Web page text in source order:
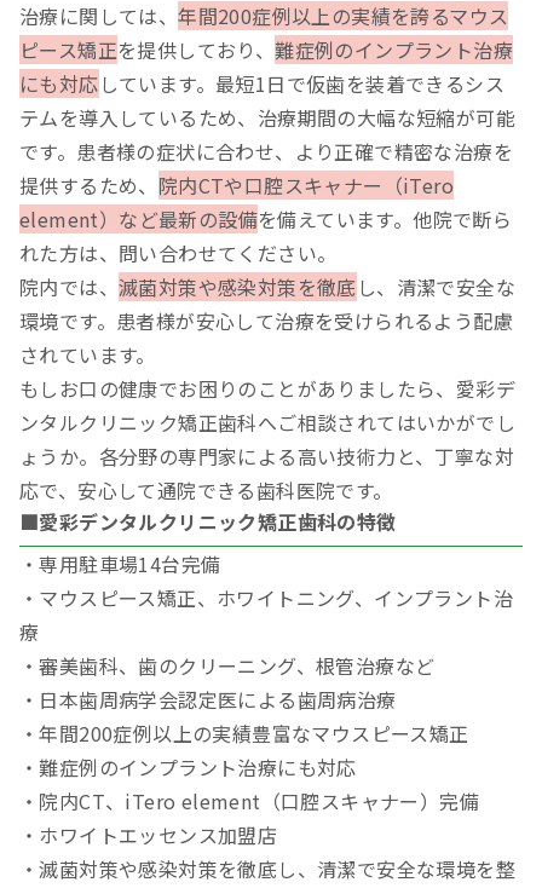
治療に関しては、年間200症例以上の実績を誇るマウス
ピース矯正を提供しており、難症例のインプラント治療
にも対応 しています。最短1日で仮歯を装着できるシス
テムを導入しているため、治療期間の大幅な短縮が可能
です。患者様の症状に合わせ、より正確で精密な治療を
提供するため、 院内CTや口腔スキャナー（iTero
element）など最新の設備を備えています。他院で断ら
れた方は、問い合わせてください。
院内では、 滅菌対策や感染対策を徹底 し、清潔で安全な
環境です。患者様が安心して治療を受けられるよう配慮
されています。
もしお口の健康でお困りのことがありましたら、愛彩デ
ンタルクリニック矯正歯科へご相談されてはいかがでし
ょうか。各分野の専門家による高い技術力と、丁寧な対
応で、安心して通院できる歯科医院です。
■愛彩デンタルクリニック矯正歯科の特徴
・専用駐車場14台完備
・マウスピース矯正、ホワイトニング、インプラント治
療
・審美歯科、歯のクリーニング、根管治療など
・日本歯周病学会認定医による歯周病治療
・年間200症例以上の実績豊富なマウスピース矯正
・難症例のインプラント治療にも対応
・院内CT、iTero element（口腔スキャナー）完備
・ホワイトエッセンス加盟店
・滅菌対策や感染対策を徹底し、清潔で安全な環境を整